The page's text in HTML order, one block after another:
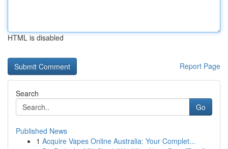
HTML is disabled
Report Page
Search
Go
Published News
1 Acquire Vapes Online Australia: Your Complet...